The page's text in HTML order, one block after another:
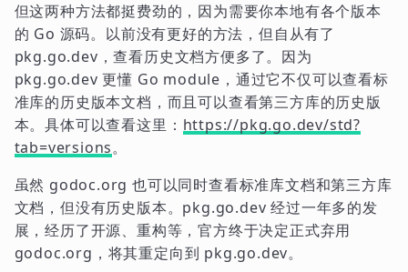
但这两种方法都挺费劲的，因为需要你本地有各个版本
的 Go 源码。以前没有更好的方法，但自从有了
pkg.go.dev，查看历史文档方便多了。因为
pkg.go.dev 更懂 Go module，通过它不仅可以查看标
准库的历史版本文档，而且可以查看第三方库的历史版
本。具体可以查看这里： https://pkg.go.dev/std?
tab=versions。
虽然 godoc.org 也可以同时查看标准库文档和第三方库
文档，但没有历史版本。pkg.go.dev 经过一年多的发
展，经历了开源、重构等，官方终于决定正式弃用
godoc.org，将其重定向到 pkg.go.dev。